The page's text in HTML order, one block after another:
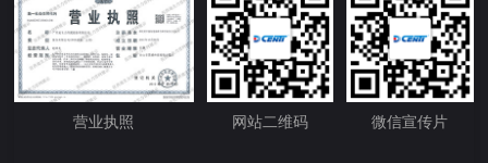
营业执照 网站二维码 微信宣传片